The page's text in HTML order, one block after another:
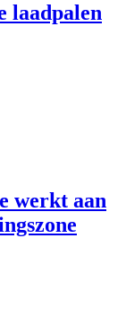
laadpalen
werkt aan